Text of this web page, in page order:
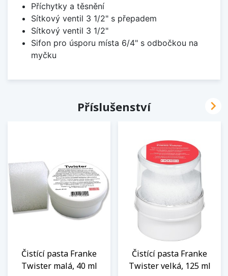
Příchytky a těsnění
Sítkový ventil 3 1/2" s přepadem
Sítkový ventil 3 1/2"
Sifon pro úsporu místa 6/4" s odbočkou na
myčku
Příslušenství
Čistící pasta Franke
Twister malá, 40 ml
Čistící pasta Franke
Twister velká, 125 ml
